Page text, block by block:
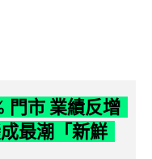
門市 業績反增
最潮「新鮮